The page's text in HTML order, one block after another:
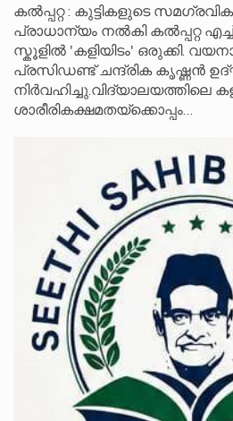
കൽപ്പറ്റ : കുട്ടികളുടെ
പ്രാധാന്യം നൽകി കൽപ്പറ്റ
സ്കൂ‌ളിൽ 'കളിയിടം' ഒരുക്കി.
പ്രസിഡണ്ട് ചന്ദ്രിക കൃഷ്ണൻ
നിർവഹിച്ചു.വിദ്യാലയത്തിലെ
ശാരീരികക്ഷമതയ്‌ക്കൊപ്പം…